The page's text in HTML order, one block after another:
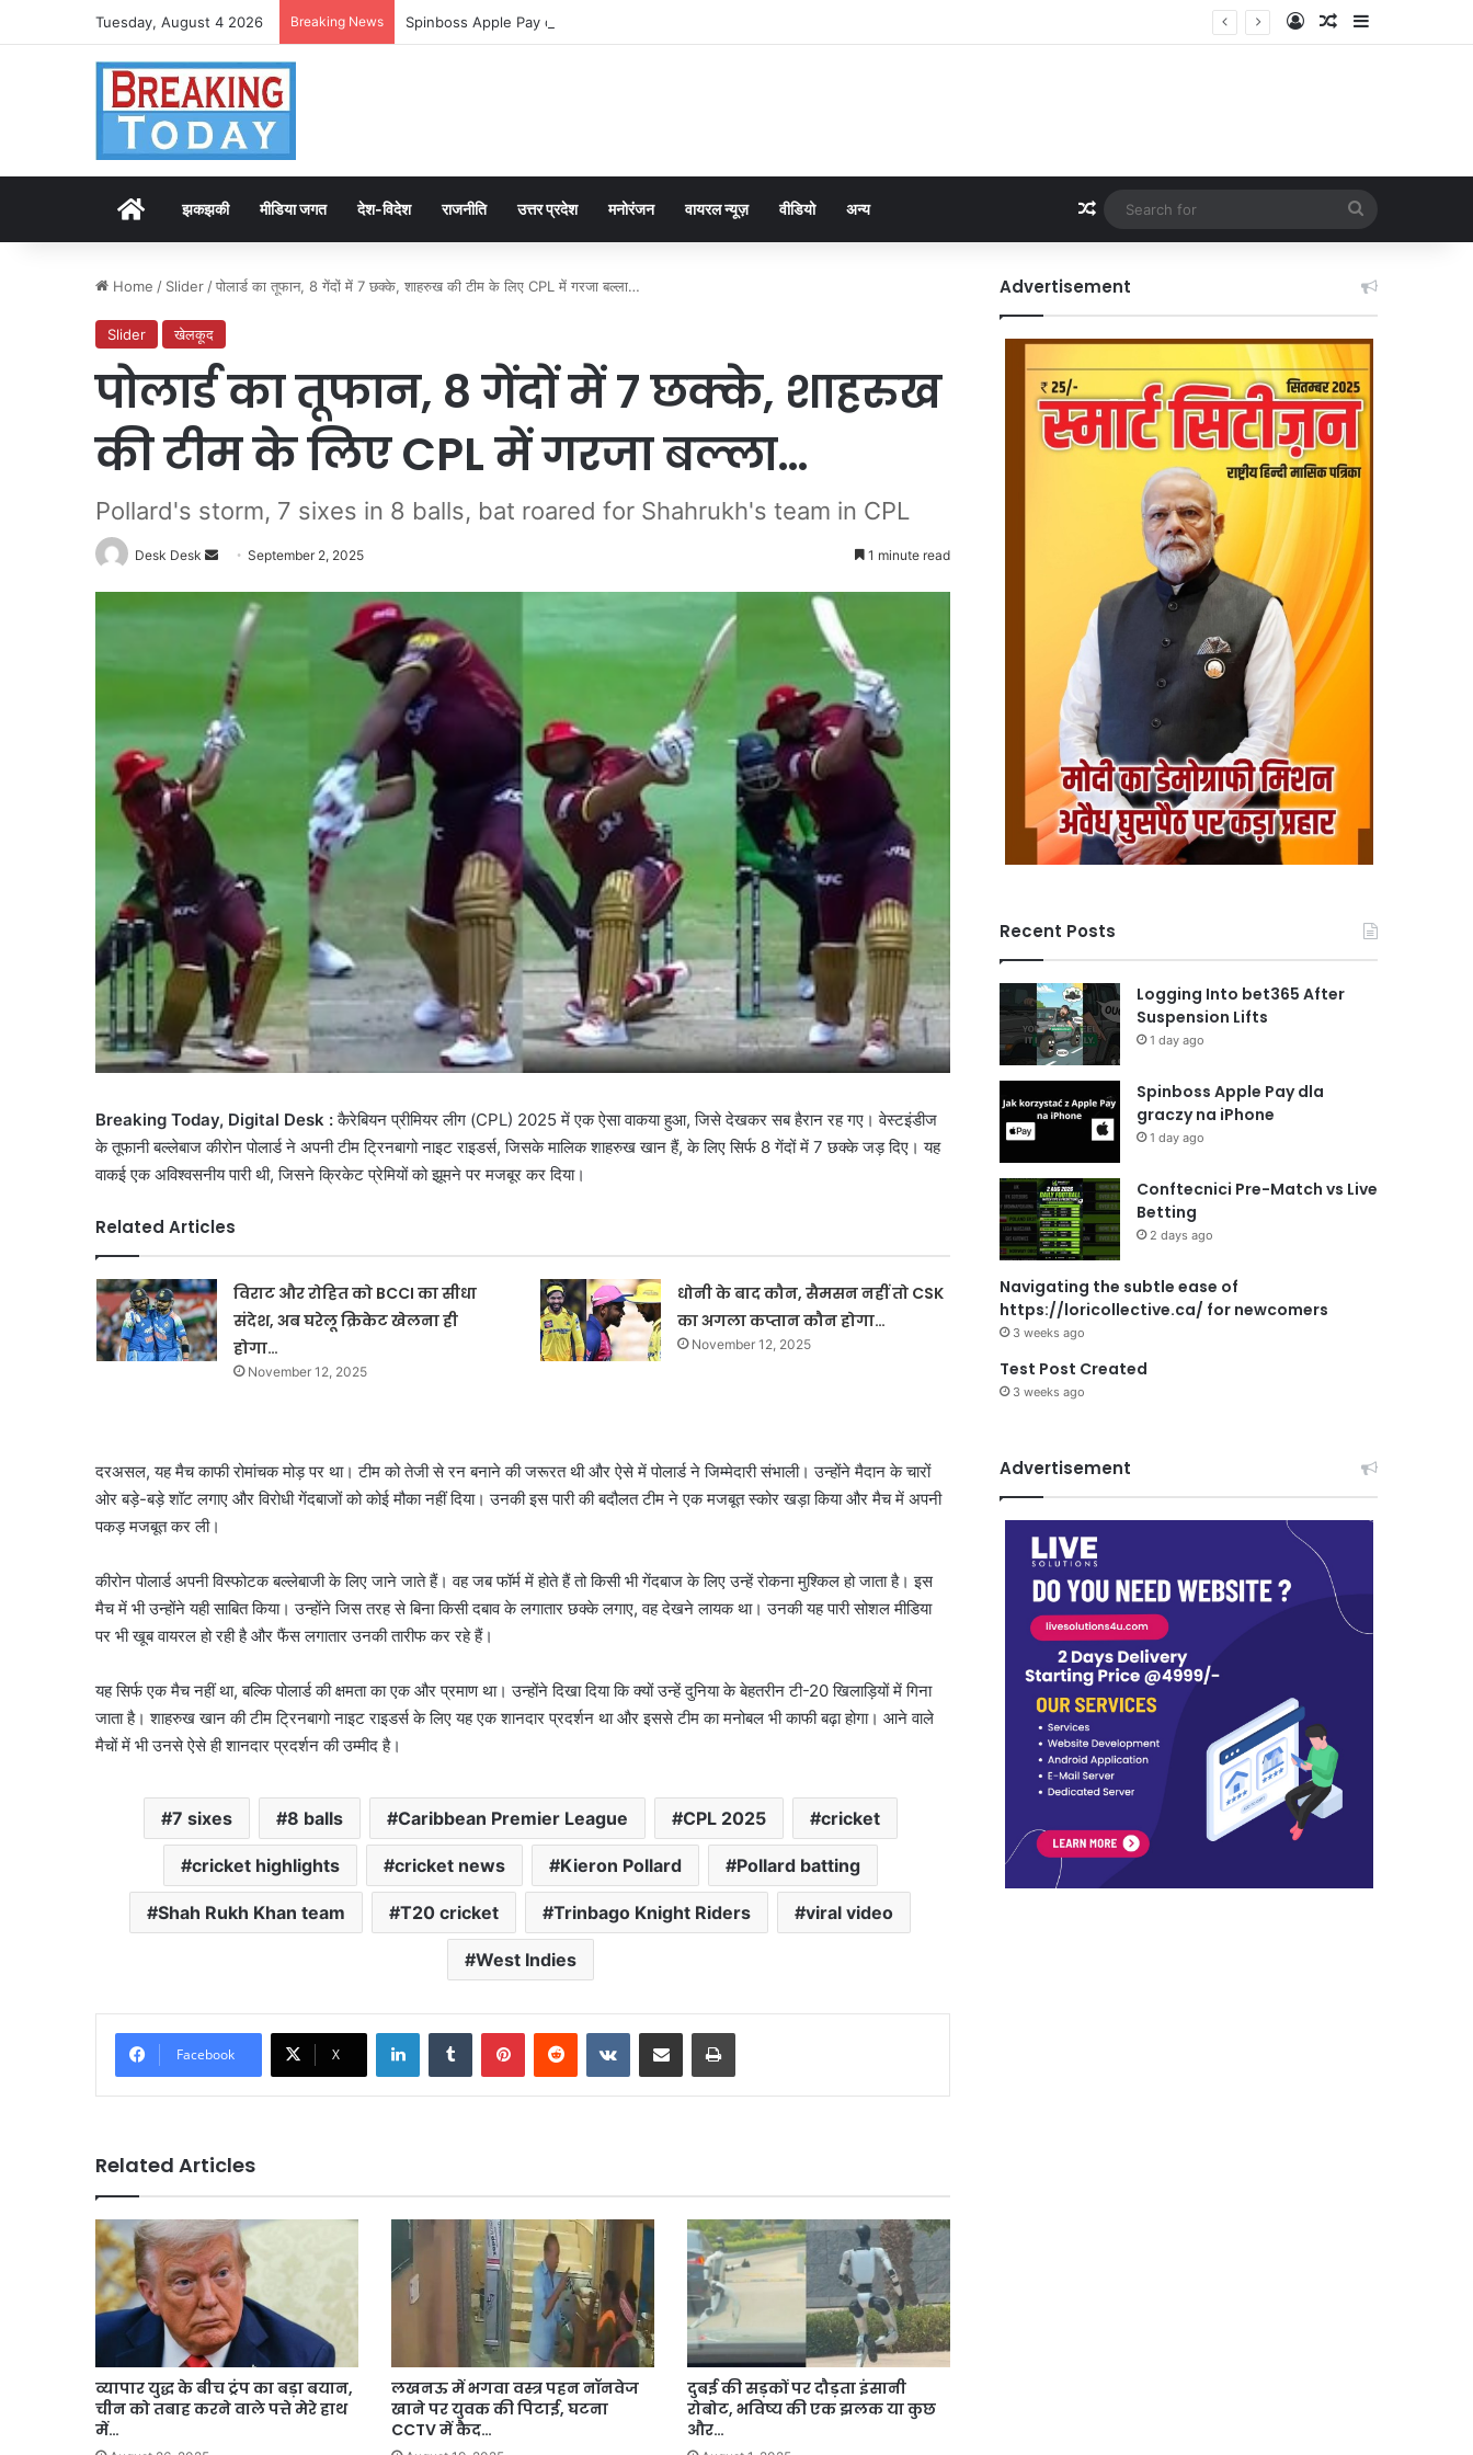
Tuesday, August 4 2026 Breaking News Spinboss Apple Pay dla graczy na iPhone Log InRandom Article
Sidebar
Homeझकझकी मीडिया जगत देश-विदेश राजनीति उत्तर प्रदेश मनोरंजन वायरल न्यूज़ वीडियो अन्य Random Article
for
Home / Slider /पोलार्ड का तूफान, 8 गेंदों में 7 छक्के, शाहरुख की टीम के लिए CPL में गरजा बल्ला…
Slider खेलकूद
पोलार्ड का तूफान, 8 गेंदों में 7 छक्के, शाहरुख
की टीम के लिए CPL में गरजा बल्ला…
Pollard's storm, 7 sixes in 8 balls, bat roared for Shahrukh's team in CPL
Desk Desk
Send
email
September 2, 2025 1 minute read
Breaking Today, Digital Desk :कैरेबियन प्रीमियर लीग (CPL) 2025 में एक ऐसा वाकया हुआ, जिसे देखकर सब हैरान रह गए। वेस्टइंडीज
के तूफानी बल्लेबाज कीरोन पोलार्ड ने अपनी टीम ट्रिनबागो नाइट राइडर्स, जिसके मालिक शाहरुख खान हैं, के लिए सिर्फ 8 गेंदों में 7 छक्के जड़ दिए। यह
वाकई एक अविश्वसनीय पारी थी, जिसने क्रिकेट प्रेमियों को झूमने पर मजबूर कर दिया।
Related Articles
विराट और रोहित को BCCI का सीधा
संदेश, अब घरेलू क्रिकेट खेलना ही
होगा…
November 12, 2025
धोनी के बाद कौन, सैमसन नहीं तो CSK
का अगला कप्तान कौन होगा…
November 12, 2025
दरअसल, यह मैच काफी रोमांचक मोड़ पर था। टीम को तेजी से रन बनाने की जरूरत थी और ऐसे में पोलार्ड ने जिम्मेदारी संभाली। उन्होंने मैदान के चारों
ओर बड़े-बड़े शॉट लगाए और विरोधी गेंदबाजों को कोई मौका नहीं दिया। उनकी इस पारी की बदौलत टीम ने एक मजबूत स्कोर खड़ा किया और मैच में अपनी
पकड़ मजबूत कर ली।
कीरोन पोलार्ड अपनी विस्फोटक बल्लेबाजी के लिए जाने जाते हैं। वह जब फॉर्म में होते हैं तो किसी भी गेंदबाज के लिए उन्हें रोकना मुश्किल हो जाता है। इस
मैच में भी उन्होंने यही साबित किया। उन्होंने जिस तरह से बिना किसी दबाव के लगातार छक्के लगाए, वह देखने लायक था। उनकी यह पारी सोशल मीडिया
पर भी खूब वायरल हो रही है और फैंस लगातार उनकी तारीफ कर रहे हैं।
यह सिर्फ एक मैच नहीं था, बल्कि पोलार्ड की क्षमता का एक और प्रमाण था। उन्होंने दिखा दिया कि क्यों उन्हें दुनिया के बेहतरीन टी-20 खिलाड़ियों में गिना
जाता है। शाहरुख खान की टीम ट्रिनबागो नाइट राइडर्स के लिए यह एक शानदार प्रदर्शन था और इससे टीम का मनोबल भी काफी बढ़ा होगा। आने वाले
मैचों में भी उनसे ऐसे ही शानदार प्रदर्शन की उम्मीद है।
7 sixes 8 balls Caribbean Premier League CPL 2025 cricket
cricket highlights cricket news Kieron Pollard Pollard batting
Shah Rukh Khan team T20 cricket Trinbago Knight Riders viral video
West Indies
Facebook X
LinkedInTumblr PinterestReddit VKontakteShare via Email Print
Related Articles
व्यापार युद्ध के बीच ट्रंप का बड़ा बयान,
चीन को तबाह करने वाले पत्ते मेरे हाथ
में…
लखनऊ में भगवा वस्त्र पहन नॉनवेज
खाने पर युवक की पिटाई, घटना
CCTV में कैद…
दुबई की सड़कों पर दौड़ता इंसानी
रोबोट, भविष्य की एक झलक या कुछ
और…
Advertisement
Recent Posts
Logging Into bet365 After
Suspension Lifts
1 day ago
Spinboss Apple Pay dla
graczy na iPhone
1 day ago
Conftecnici Pre-Match vs Live
Betting
2 days ago
Navigating the subtle ease of
https://loricollective.ca/ for newcomers
3 weeks ago
Test Post Created
3 weeks ago
Advertisement